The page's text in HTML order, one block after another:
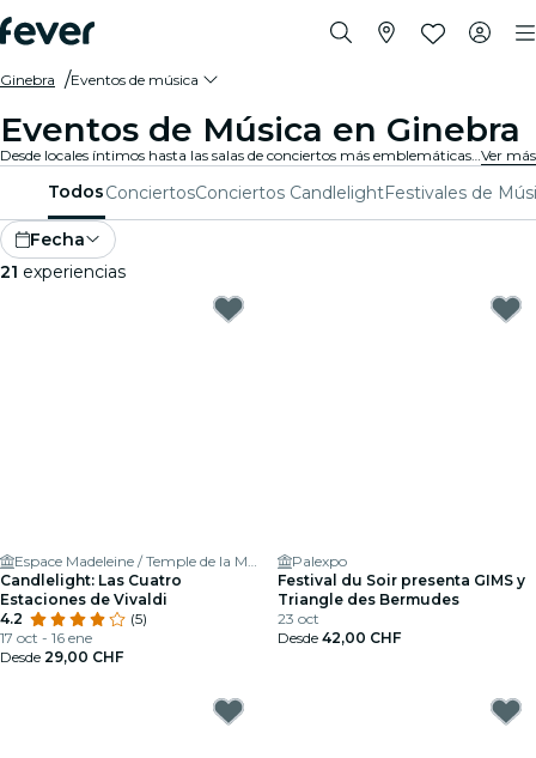
Ginebra Eventos de música
Eventos de Música en Ginebra
Desde locales íntimos hasta las salas de conciertos más emblemáticas de la ciudad, Ginebra vive al son de la música y ofrece una variada gama de eventos para todos los gustos y estilos.Ver más
TodosConciertosConciertos CandlelightFestivales de
Fecha
21 experiencias
Espace Madeleine / Temple de la Madeleine
Candlelight: Las Cuatro
Estaciones de Vivaldi
4.2
(5)
17 oct - 16 ene
Desde 29,00 CHF
Palexpo
Festival du Soir presenta GIMS y
Triangle des Bermudes
23 oct
Desde 42,00 CHF